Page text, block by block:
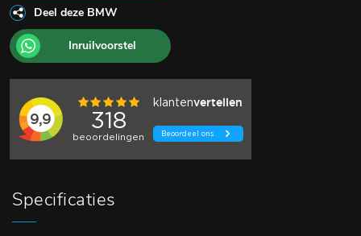
Deel deze BMW
Inruilvoorstel
Specificaties